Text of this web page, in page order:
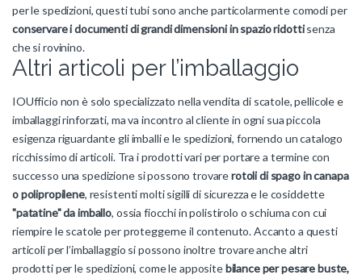
per le spedizioni, questi tubi sono anche particolarmente comodi per
conservare i documenti di grandi dimensioni in spazio ridottisenza
che si rovinino.
Altri articoli per l’imballaggio
IOUfficio non è solo specializzato nella vendita di scatole, pellicole e
imballaggi rinforzati, ma va incontro al cliente in ogni sua piccola
esigenza riguardante gli imballi e le spedizioni, fornendo un catalogo
ricchissimo di articoli. Tra i prodotti vari per portare a termine con
successo una spedizione si possono trovarerotoli di spago in canapa
o polipropilene, resistenti molti sigilli di sicurezza e le cosiddette
"patatine" da imballo, ossia fiocchi in polistirolo o schiuma con cui
riempire le scatole per proteggerne il contenuto. Accanto a questi
articoli per l’imballaggio si possono inoltre trovare anche altri
prodotti per le spedizioni, come le appositebilance per pesare buste,